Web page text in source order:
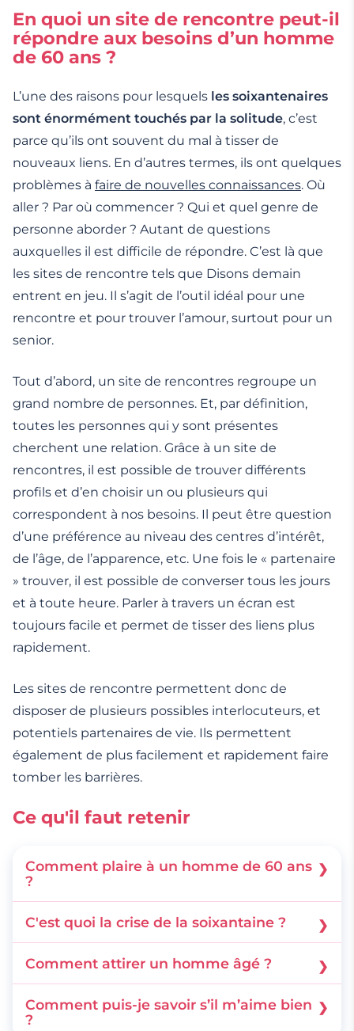
En quoi un site de rencontre peut-il
répondre aux besoins d’un homme
de 60 ans ?
L’une des raisons pour lesquels les soixantenaires
sont énormément touchés par la solitude, c’est
parce qu’ils ont souvent du mal à tisser de
nouveaux liens. En d’autres termes, ils ont quelques
problèmes à faire de nouvelles connaissances. Où
aller ? Par où commencer ? Qui et quel genre de
personne aborder ? Autant de questions
auxquelles il est difficile de répondre. C’est là que
les sites de rencontre tels que Disons demain
entrent en jeu. Il s’agit de l’outil idéal pour une
rencontre et pour trouver l’amour, surtout pour un
senior.
Tout d’abord, un site de rencontres regroupe un
grand nombre de personnes. Et, par définition,
toutes les personnes qui y sont présentes
cherchent une relation. Grâce à un site de
rencontres, il est possible de trouver différents
profils et d’en choisir un ou plusieurs qui
correspondent à nos besoins. Il peut être question
d’une préférence au niveau des centres d’intérêt,
de l’âge, de l’apparence, etc. Une fois le « partenaire
» trouver, il est possible de converser tous les jours
et à toute heure. Parler à travers un écran est
toujours facile et permet de tisser des liens plus
rapidement.
Les sites de rencontre permettent donc de
disposer de plusieurs possibles interlocuteurs, et
potentiels partenaires de vie. Ils permettent
également de plus facilement et rapidement faire
tomber les barrières.
Ce qu'il faut retenir
Comment plaire à un homme de 60 ans
?
l’écoute et féminine.
C'est quoi la crise de la soixantaine ?
Lorsqu’un homme atteint les 60 ans, il se met à
se poser énormément de questions sur lui-
même. Il cherche à définir qui il est vraiment.
Comment attirer un homme âgé ?
vous et il viendra de lui-même.
Comment puis-je savoir s’il m’aime bien
?